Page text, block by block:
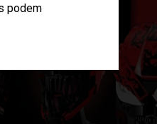
podem